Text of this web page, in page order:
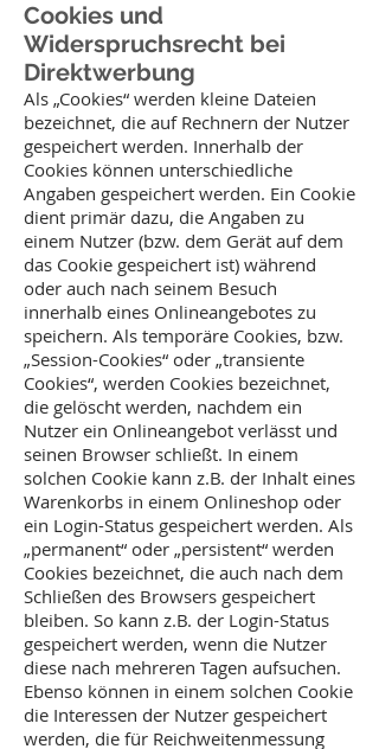
Cookies und
Widerspruchsrecht bei
Direktwerbung
Als „Cookies“ werden kleine Dateien
bezeichnet, die auf Rechnern der Nutzer
gespeichert werden. Innerhalb der
Cookies können unterschiedliche
Angaben gespeichert werden. Ein Cookie
dient primär dazu, die Angaben zu
einem Nutzer (bzw. dem Gerät auf dem
das Cookie gespeichert ist) während
oder auch nach seinem Besuch
innerhalb eines Onlineangebotes zu
speichern. Als temporäre Cookies, bzw.
„Session-Cookies“ oder „transiente
Cookies“, werden Cookies bezeichnet,
die gelöscht werden, nachdem ein
Nutzer ein Onlineangebot verlässt und
seinen Browser schließt. In einem
solchen Cookie kann z.B. der Inhalt eines
Warenkorbs in einem Onlineshop oder
ein Login-Status gespeichert werden. Als
„permanent“ oder „persistent“ werden
Cookies bezeichnet, die auch nach dem
Schließen des Browsers gespeichert
bleiben. So kann z.B. der Login-Status
gespeichert werden, wenn die Nutzer
diese nach mehreren Tagen aufsuchen.
Ebenso können in einem solchen Cookie
die Interessen der Nutzer gespeichert
werden, die für Reichweitenmessung